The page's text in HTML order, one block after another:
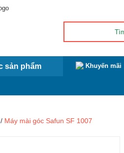
sản phẩm Khuyến mãi
/ Máy mài góc Safun SF 1007